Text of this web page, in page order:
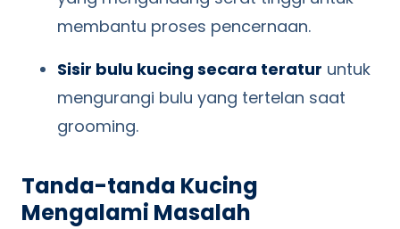
membantu proses pencernaan.
Sisir bulu kucing secara teratur untuk
mengurangi bulu yang tertelan saat
grooming.
Tanda-tanda Kucing
Mengalami Masalah